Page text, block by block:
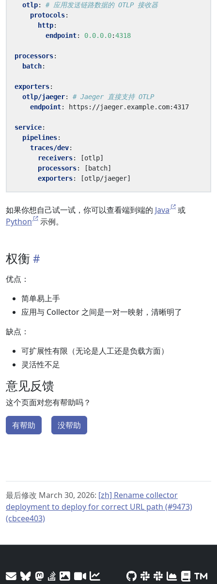
otlp:
# 应用发送链路数据的 OTLP 接收器
protocols:
http:
endpoint: 0.0.0.0:4318
processors:
batch:
exporters:
otlp/jaeger:
# Jaeger 直接支持 OTLP
endpoint: https://jaeger.example.com:4317
service:
pipelines:
traces/dev:
receivers: [otlp]
processors: [ batch]
exporters: [otlp/jaeger]
如果你想自己试一试，你可以查看端到端的 Java
或
Python
示例。
权衡
优点：
简单易上手
应用与 Collector 之间是一对一映射，清晰明了
缺点：
可扩展性有限（无论是人工还是负载方面）
灵活性不足
意见反馈
这个页面对您有帮助吗？
有帮助 没帮助
最后修改 March 30, 2026: [zh] Rename collector
deployment to deploy for correct URL path (#9473)
(cbcee403)